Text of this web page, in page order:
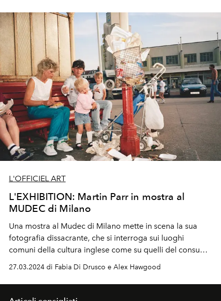
L'OFFICIEL ART
L'EXHIBITION: Martin Parr in mostra al
MUDEC di Milano
Una mostra al Mudec di Milano mette in scena la sua
fotografia dissacrante, che si interroga sui luoghi
comuni della cultura inglese come su quelli del consumo
di massa globale, mentre un libro edito
da Phaidon si
27.03.2024 di Fabia Di Drusco e Alex Hawgood